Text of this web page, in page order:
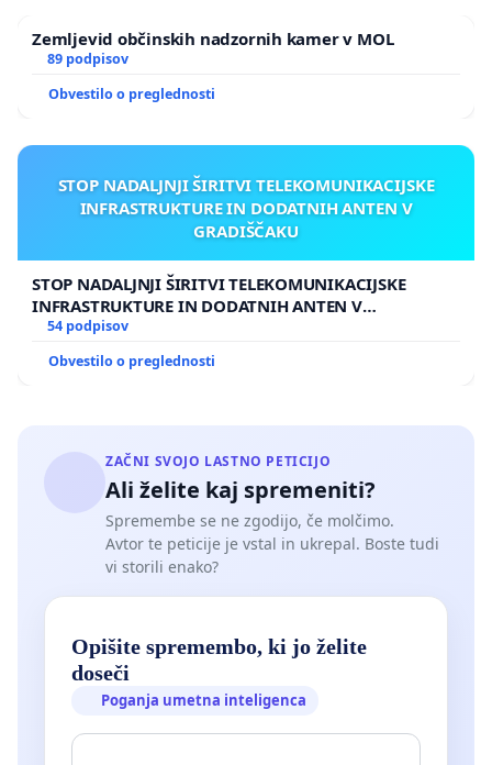
Zemljevid občinskih nadzornih kamer v MOL
89 podpisov
Obvestilo o preglednosti
STOP NADALJNJI ŠIRITVI TELEKOMUNIKACIJSKE
INFRASTRUKTURE IN DODATNIH ANTEN V
GRADIŠČAKU
STOP NADALJNJI ŠIRITVI TELEKOMUNIKACIJSKE
INFRASTRUKTURE IN DODATNIH ANTEN V
GRADIŠČAKU
54 podpisov
Obvestilo o preglednosti
ZAČNI SVOJO LASTNO PETICIJO
Ali želite kaj spremeniti?
Spremembe se ne zgodijo, če molčimo.
Avtor te peticije je vstal in ukrepal. Boste tudi
vi storili enako?
Opišite spremembo, ki jo želite
doseči
Poganja umetna inteligenca